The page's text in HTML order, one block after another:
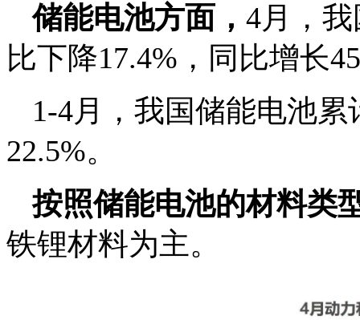
储能电池方面， 4月，
比下降17.4%，同比增长
1-4月，我国储能电池
22.5%。
按照储能电池的材料类
铁锂材料为主。